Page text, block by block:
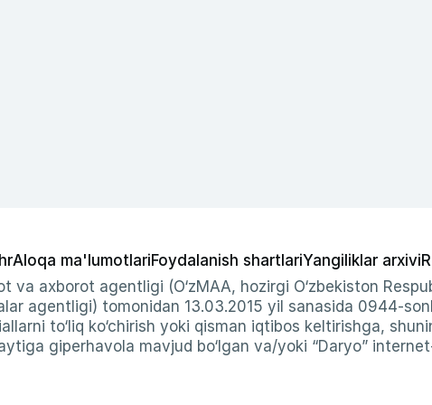
Aloqa ma'lumotlariFoydalanish shartlariYangiliklar arxivi
va axborot agentligi (O‘zMAA, hozirgi O‘zbekiston
agentligi) tomonidan 13.03.2015 yil sanasida 0944-
to‘liq ko‘chirish yoki qisman iqtibos keltirishga,
giperhavola mavjud bo‘lgan va/yoki “Daryo”